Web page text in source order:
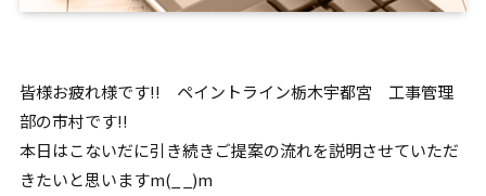
皆様お疲れ様です!! ペイントライン栃木宇都宮 工事管理
部の市村です!!
本日はこないだに引き続きご提案の流れを説明させていただ
きたいと思いますm(_ _)m